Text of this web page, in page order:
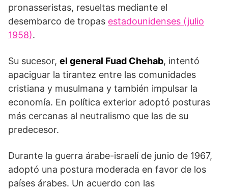
pronasseristas, resueltas mediante el
desembarco de tropas estadounidenses (julio
1958).
Su sucesor, el general Fuad Chehab, intentó
apaciguar la tirantez entre las comunidades
cristiana y musulmana y también impulsar la
economía. En política exterior adoptó posturas
más cercanas al neutralismo que las de su
predecesor.
Durante la guerra árabe-israelí de junio de 1967,
adoptó una postura moderada en favor de los
países árabes. Un acuerdo con las